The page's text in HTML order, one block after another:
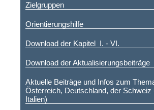
Zielgruppen
Orientierungshilfe
Download der Kapitel I. - VI.
Download der Aktualisierungsbeiträge
Aktuelle Beiträge und Infos zum
Österreich, Deutschland, der Schweiz
Italien)